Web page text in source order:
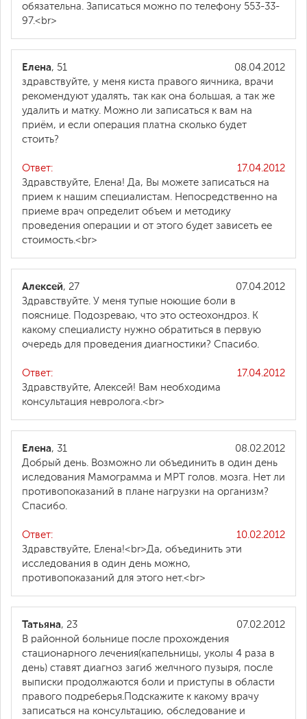
обязательна. Записаться можно по телефону 553-33-
97.<br>
08.04.2012
Елена, 51
здравствуйте, у меня киста правого яичника, врачи
рекомендуют удалять, так как она большая, а так же
удалить и матку. Можно ли записаться к вам на
приём, и если операция платна сколько будет
стоить?
17.04.2012
Ответ:
Здравствуйте, Елена! Да, Вы можете записаться на
прием к нашим специалистам. Непосредственно на
приеме врач определит объем и методику
проведения операции и от этого будет зависеть ее
стоимость.<br>
07.04.2012
Алексей, 27
Здравствуйте. У меня тупые ноющие боли в
пояснице. Подозреваю, что это остеохондроз. К
какому специалисту нужно обратиться в первую
очередь для проведения диагностики? Спасибо.
17.04.2012
Ответ:
Здравствуйте, Алексей! Вам необходима
консультация невролога.<br>
08.02.2012
Елена, 31
Добрый день. Возможно ли объединить в один день
иследования Мамограмма и МРТ голов. мозга. Нет ли
противопоказаний в плане нагрузки на организм?
Спасибо.
10.02.2012
Ответ:
Здравствуйте, Елена!<br>Да, объединить эти
исследования в один день можно,
противопоказаний для этого нет.<br>
07.02.2012
Татьяна, 23
В районной больнице после прохождения
стационарного лечения(капельницы, уколы 4 раза в
день) ставят диагноз загиб желчного пузыря, после
выписки продолжаются боли и приступы в области
правого подреберья.Подскажите к какому врачу
записаться на консультацию, обследование и